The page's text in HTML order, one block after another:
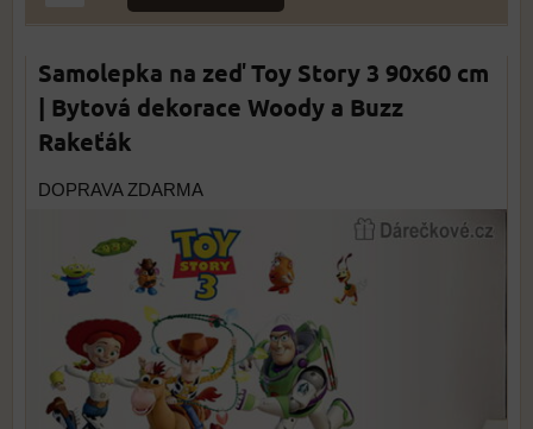
Samolepka na zeď Toy Story 3 90x60 cm
| Bytová dekorace Woody a Buzz
Rakeťák
DOPRAVA ZDARMA